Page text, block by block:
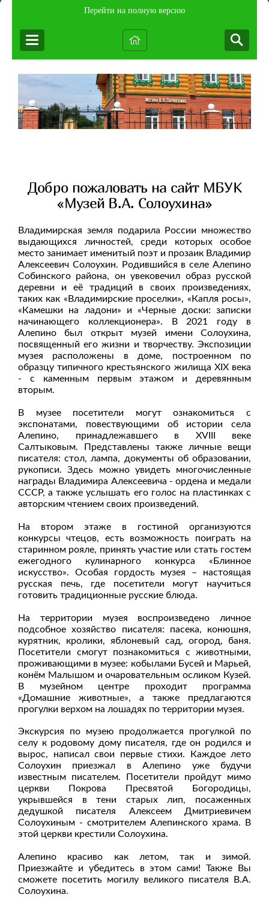
Перейти на полную версию
Добро пожаловать на сайт МБУК
«Музей В.А. Солоухина»
Владимирская земля подарила России множество
выдающихся личностей, среди которых особое
место занимает именитый поэт и прозаик Владимир
Алексеевич Солоухин. Родившийся в селе Алепино
Собинского района, он увековечил образ русской
деревни и её традиций в своих произведениях,
таких как «Владимирские проселки», «Капля росы»,
«Камешки на ладони» и «Черные доски: записки
начинающего коллекционера». В 2021 году в
Алепино был открыт музей имени Солоухина,
посвященный его жизни и творчеству. Экспозиции
музея расположены в доме, построенном по
образцу типичного крестьянского жилища XIX века
- с каменным первым этажом и деревянным
вторым.
В музее посетители могут ознакомиться с
экспонатами, повествующими об истории села
Алепино, принадлежавшего в XVIII веке
Салтыковым. Представлены также личные вещи
писателя: стол, лампа, документы об образовании,
рукописи. Здесь можно увидеть многочисленные
награды Владимира Алексеевича - ордена и медали
СССР, а также услышать его голос на пластинках с
авторским чтением своих произведений.
На втором этаже в гостиной организуются
конкурсы чтецов, есть возможность поиграть на
старинном рояле, принять участие или стать гостем
ежегодного кулинарного конкурса «Блинное
искусство». Особая гордость музея – настоящая
русская печь, где посетители могут научиться
готовить традиционные русские блюда.
На территории музея воспроизведено личное
подсобное хозяйство писателя: пасека, конюшня,
курятник, кролики, яблоневый сад, огород, баня.
Посетители смогут познакомиться с животными,
проживающими в музее: кобылами Бусей и Марьей,
конём Малышом и очаровательным осликом Кузей.
В музейном центре проходит программа
«Домашние животные», а также предлагаются
прогулки верхом на лошадях по территории музея.
Экскурсия по музею продолжается прогулкой по
селу к родовому дому писателя, где он родился и
вырос, написал свои первые стихи. Каждое лето
Солоухин приезжал в Алепино уже будучи
известным писателем. Посетители пройдут мимо
церкви Покрова Пресвятой Богородицы,
укрывшейся в тени старых лип, посаженных
дедушкой писателя Алексеем Дмитриевичем
Солоухиным - смотрителем Алепинского храма. В
этой церкви крестили Солоухина.
Алепино красиво как летом, так и зимой.
Приезжайте и убедитесь в этом сами! Также Вы
сможете посетить могилу великого писателя В.А.
Солоухина.